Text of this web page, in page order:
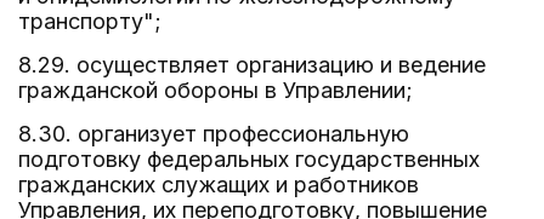
транспорту";
8.29. осуществляет организацию и ведение
гражданской обороны в Управлении;
8.30. организует профессиональную
подготовку федеральных государственных
гражданских служащих и работников
Управления, их переподготовку, повышение